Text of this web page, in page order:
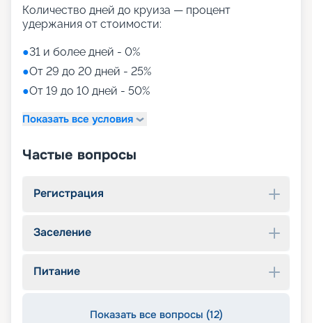
Количество дней до круиза — процент
удержания от стоимости:
●31 и более дней - 0%
●От 29 до 20 дней - 25%
●От 19 до 10 дней - 50%
Показать все условия
Частые вопросы
Регистрация
Заселение
Питание
Показать все вопросы (12)